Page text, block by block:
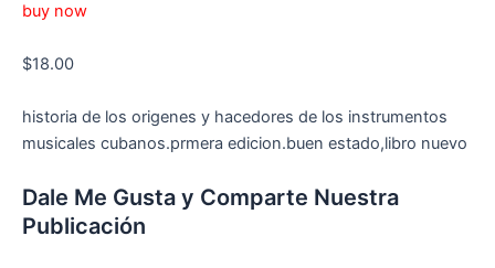
buy now
$18.00
historia de los origenes y hacedores de los instrumentos
musicales cubanos.prmera edicion.buen estado,libro nuevo
Dale Me Gusta y Comparte Nuestra
Publicación